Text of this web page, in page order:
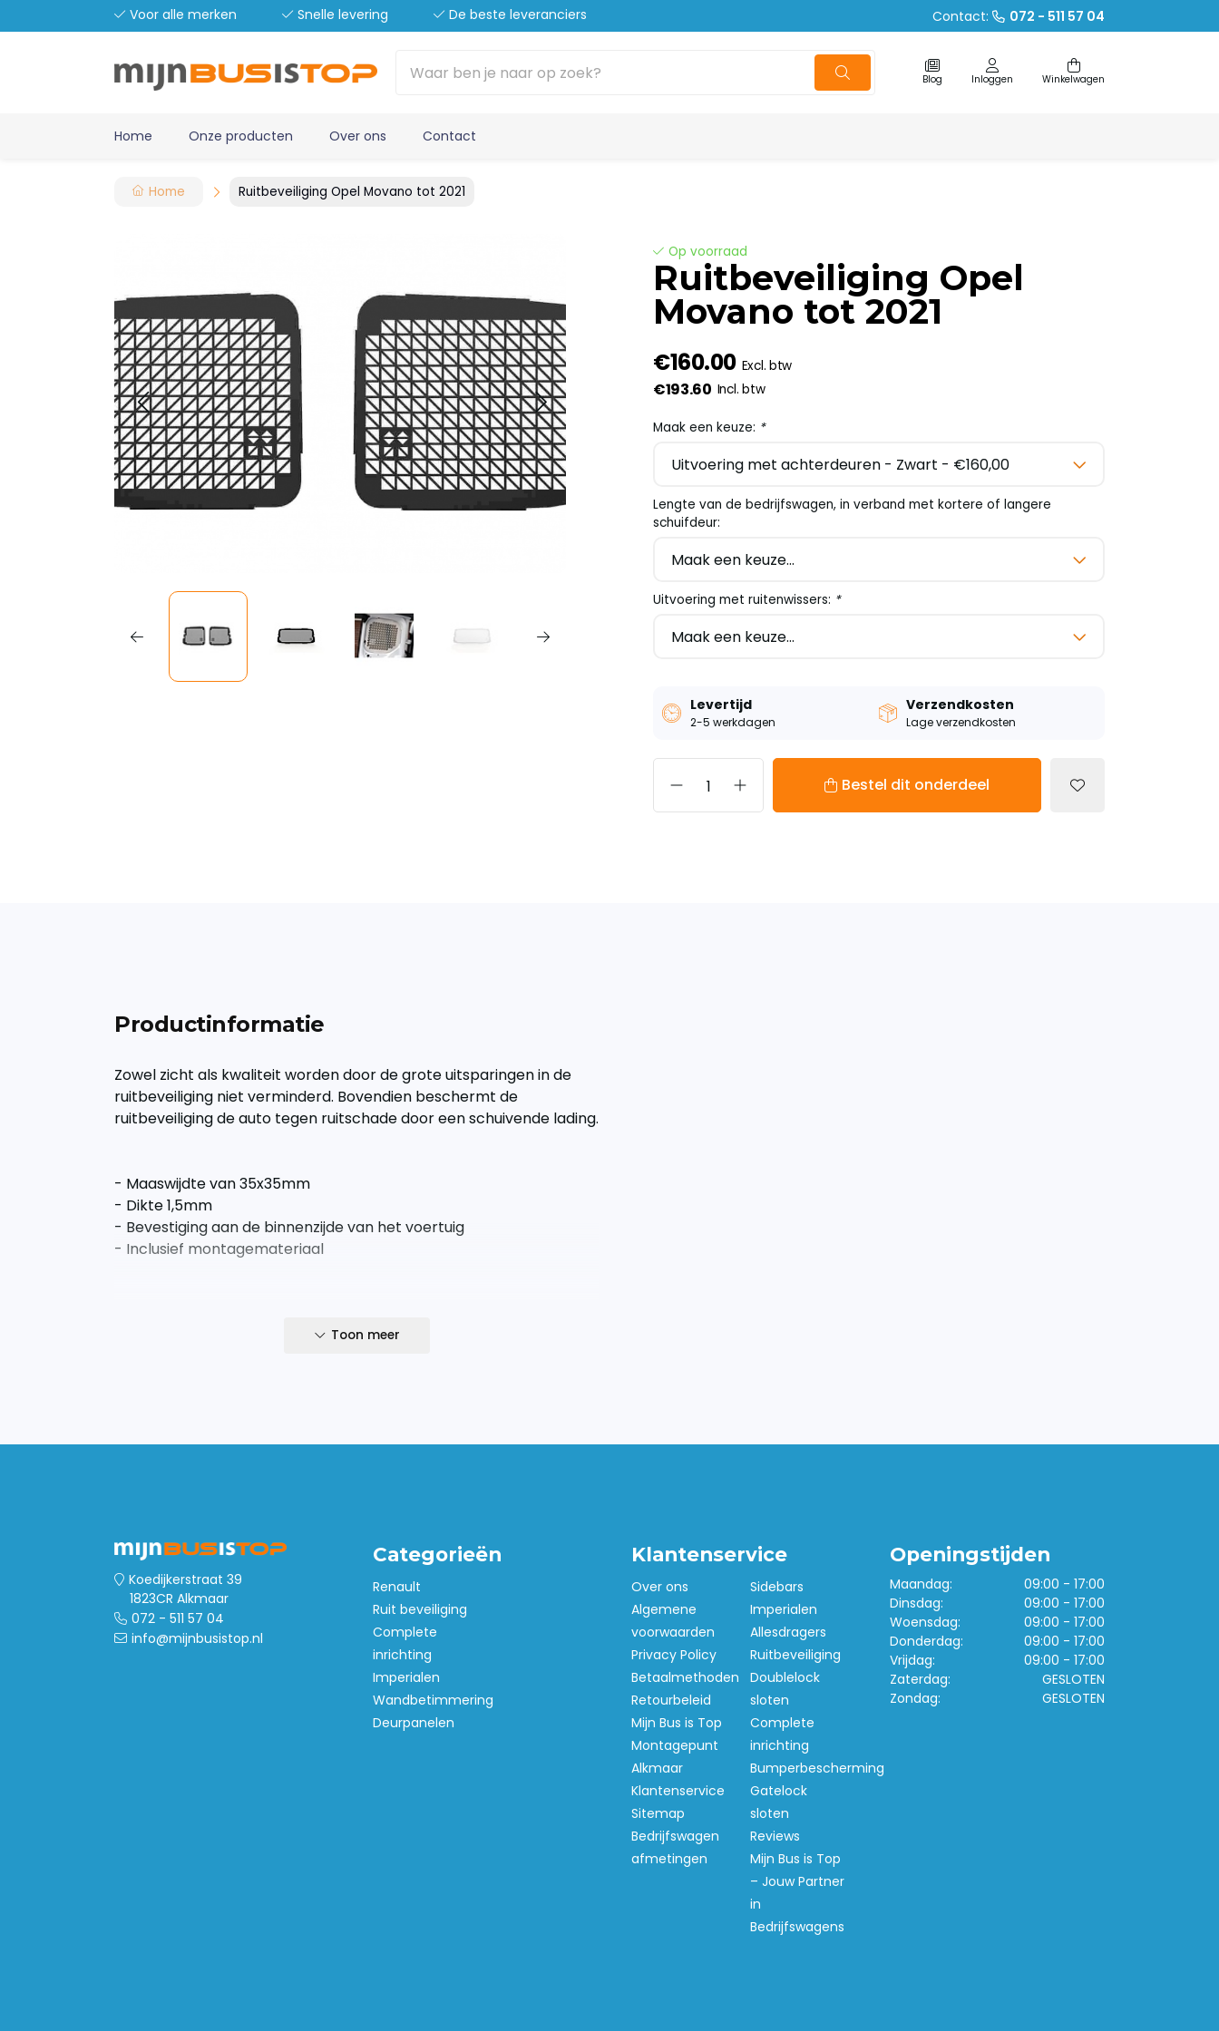
Voor alle merken Snelle levering De beste leveranciers Contact: 072 - 511 57 04
Blog Inloggen Winkelwagen
Home Onze producten Over ons Contact
Home Ruitbeveiliging Opel Movano tot 2021
Op voorraad
Ruitbeveiliging Opel
Movano tot 2021
€160.00 Excl. btw
€193.60 Incl. btw
Maak een keuze: *
Lengte van de bedrijfswagen, in verband met kortere of langere
schuifdeur:
Uitvoering met ruitenwissers: *
Levertijd
2-5 werkdagen
Verzendkosten
Lage verzendkosten
Bestel dit onderdeel
Productinformatie
Zowel zicht als kwaliteit worden door de grote uitsparingen in de
ruitbeveiliging niet verminderd. Bovendien beschermt de
ruitbeveiliging de auto tegen ruitschade door een schuivende lading.
- Maaswijdte van 35x35mm
- Dikte 1,5mm
- Bevestiging aan de binnenzijde van het voertuig
- Inclusief montagemateriaal
Toon meer
Koedijkerstraat 39
1823CR Alkmaar
072 - 511 57 04
info@mijnbusistop.nl
Categorieën
Renault
Ruit beveiliging
Complete
inrichting
Imperialen
Wandbetimmering
Deurpanelen
Klantenservice
Over ons
Algemene
voorwaarden
Privacy Policy
Betaalmethoden
Retourbeleid
Mijn Bus is Top
Montagepunt
Alkmaar
Klantenservice
Sitemap
Bedrijfswagen
afmetingen
Sidebars
Imperialen
Allesdragers
Ruitbeveiliging
Doublelock
sloten
Complete
inrichting
Bumperbescherming
Gatelock
sloten
Reviews
Mijn Bus is Top
– Jouw Partner
in
Bedrijfswagens
Openingstijden
Maandag:
09:00 - 17:00
Dinsdag:
09:00 - 17:00
Woensdag:
09:00 - 17:00
Donderdag:
09:00 - 17:00
Vrijdag:
09:00 - 17:00
Zaterdag:
GESLOTEN
Zondag:
GESLOTEN